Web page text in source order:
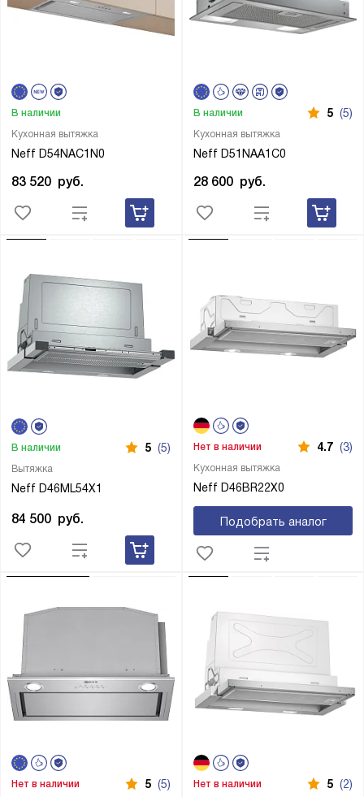
Кухонная вытяжка
Neff D54NAC1N0
В наличии
83 520 руб.
Кухонная вытяжка
Neff D51NAA1C0
В наличии 5 (5)
28 600 руб.
Вытяжка
Neff D46ML54X1
В наличии 5 (5)
84 500 руб.
Кухонная вытяжка
Neff D46BR22X0
Нет в наличии 4.7 (3)
Подобрать аналог
Нет в наличии 5 (5) Нет в наличии 5 (2)